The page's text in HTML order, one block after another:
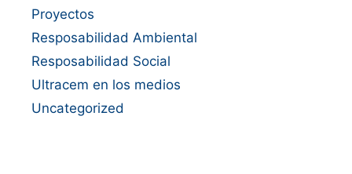
Proyectos
Resposabilidad Ambiental
Resposabilidad Social
Ultracem en los medios
Uncategorized